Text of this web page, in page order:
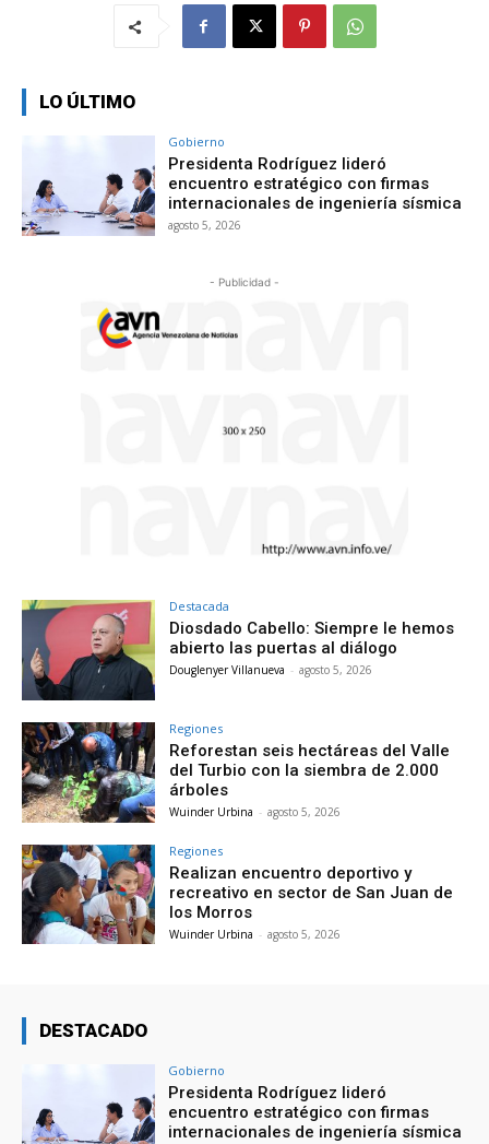
LO ÚLTIMO
Gobierno
Presidenta Rodríguez lideró
encuentro estratégico con firmas
internacionales de ingeniería sísmica
agosto 5, 2026
- Publicidad -
Destacada
Diosdado Cabello: Siempre le hemos
abierto las puertas al diálogo
Douglenyer Villanueva - agosto 5, 2026
Regiones
Reforestan seis hectáreas del Valle
del Turbio con la siembra de 2.000
árboles
Wuinder Urbina - agosto 5, 2026
Regiones
Realizan encuentro deportivo y
recreativo en sector de San Juan de
los Morros
Wuinder Urbina - agosto 5, 2026
DESTACADO
Gobierno
Presidenta Rodríguez lideró
encuentro estratégico con firmas
internacionales de ingeniería sísmica